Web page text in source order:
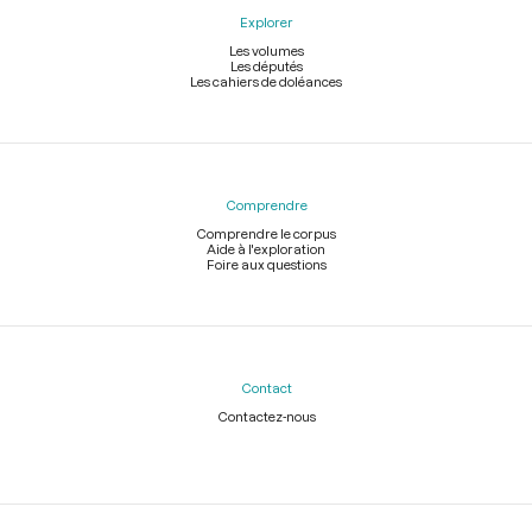
Explorer
Les volumes
Les députés
Les cahiers de doléances
Comprendre
Comprendre le corpus
Aide à l'exploration
Foire aux questions
Contact
Contactez-nous
Légal